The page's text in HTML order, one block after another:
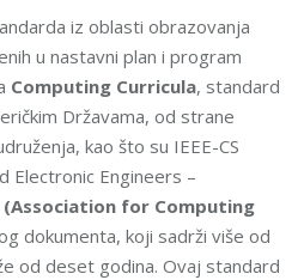
iz oblasti obrazovanja
u nastavni plan i program
Computing Curricula, standard
Državama, od strane
kao što su IEEE-CS
Electronic Engineers –
(Association for Computing
dokumenta, koji sadrži više od
od deset godina. Ovaj standard